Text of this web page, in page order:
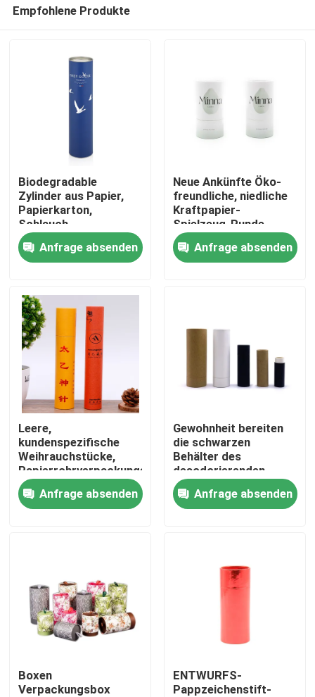
Produkte
Videos
Fabrik-Ausflug
Qualitätskontrolle
Fordern Sie ein Zitat
Geschenkbox aus Karton
Pappröhre-Geschenkbox
Empfohlene Produkte
Biodegradable
Zylinder aus Papier,
Papierkarton,
Schlauch,
kosmetische
Verpackung,
Schlauchkasten mit
Anfrage absenden
Neue Ankünfte Öko-
freundliche, niedliche
Kraftpapier-
Spielzeug-Runde-
Rohr-Lager-
Geschenkbox
Anfrage absenden
Leere,
kundenspezifische
Weihrauchstücke,
Papierrohrverpackungen,
Rundkartons
Anfrage absenden
Gewohnheit bereiten
die schwarzen
Behälter des
desodorierenden
Mittels auf, die
Papierrohre für Creme
verpacken
Anfrage absenden
Boxen
Verpackungsbox
ENTWURFS-
Pappzeichenstift-